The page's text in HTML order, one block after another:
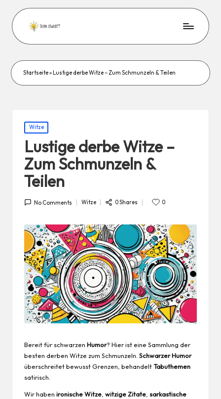
Startseite» Lustige derbe Witze – Zum Schmunzeln & Teilen
Posted
in
Witze
Lustige derbe Witze –
Zum Schmunzeln &
Teilen
No Comments
Posted
Witze 0 Shares 0
Bereit für schwarzen Humor? Hier ist eine Sammlung der
besten derben Witze zum Schmunzeln. Schwarzer Humor
überschreitet bewusst Grenzen, behandeltTabuthemen
satirisch.
Wir haben ironische Witze, witzige Zitate, sarkastische